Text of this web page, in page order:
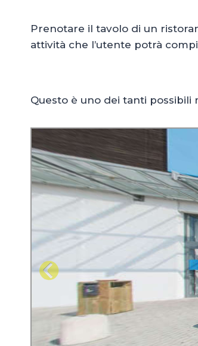
Prenotare il tavolo di un
attività che l’utente potrà
Questo è uno dei tanti possibili